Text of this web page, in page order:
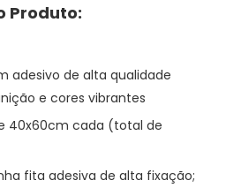
Produto:
adesivo de alta qualidade
e cores vibrantes
40x60cm cada (total de
fita adesiva de alta fixação;